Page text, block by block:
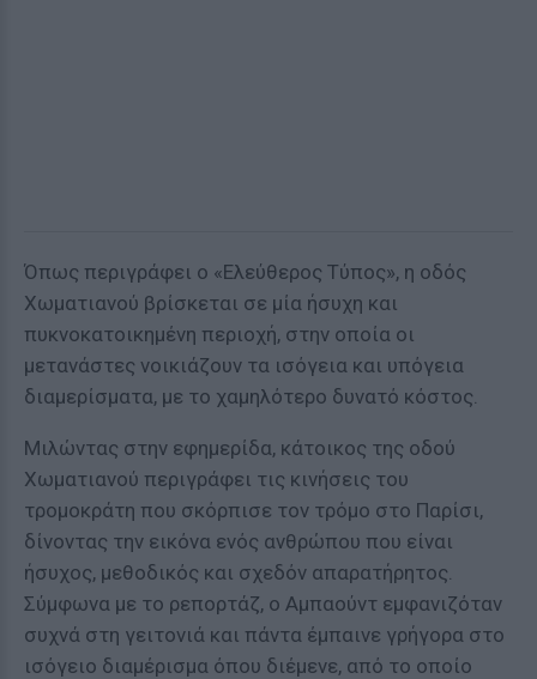
Όπως περιγράφει ο «Ελεύθερος Τύπος», η οδός
Χωματιανού βρίσκεται σε μία ήσυχη και
πυκνοκατοικημένη περιοχή, στην οποία οι
μετανάστες νοικιάζουν τα ισόγεια και υπόγεια
διαμερίσματα, με το χαμηλότερο δυνατό κόστος.
Μιλώντας στην εφημερίδα, κάτοικος της οδού
Χωματιανού περιγράφει τις κινήσεις του
τρομοκράτη που σκόρπισε τον τρόμο στο Παρίσι,
δίνοντας την εικόνα ενός ανθρώπου που είναι
ήσυχος, μεθοδικός και σχεδόν απαρατήρητος.
Σύμφωνα με το ρεπορτάζ, ο Αμπαούντ εμφανιζόταν
συχνά στη γειτονιά και πάντα έμπαινε γρήγορα στο
ισόγειο διαμέρισμα όπου διέμενε, από το οποίο